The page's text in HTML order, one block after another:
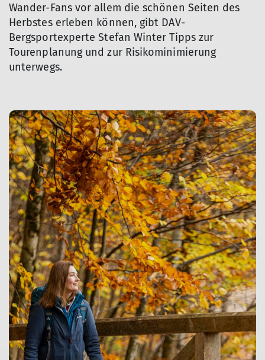
Wander-Fans vor allem die schönen Seiten des
Herbstes erleben können, gibt DAV-
Bergsportexperte Stefan Winter Tipps zur
Tourenplanung und zur Risikominimierung
unterwegs.